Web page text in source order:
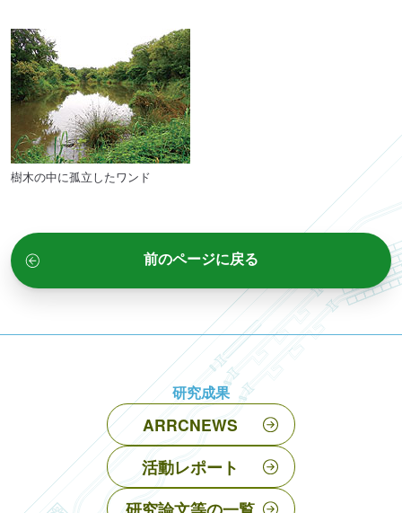
樹木の中に孤立したワンド
前のページに戻る
研究成果
ARRCNEWS
活動レポート